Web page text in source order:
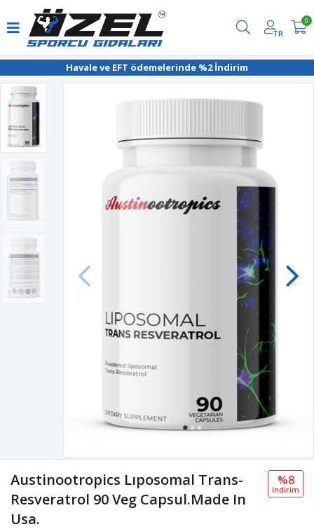
Havale ve EFT ödemelerinde %2 İndirim
TR
0
Austinootropics Lıposomal Trans-
Resveratrol 90 Veg Capsul.Made In
Usa.
%8
i̇ndi̇ri̇m